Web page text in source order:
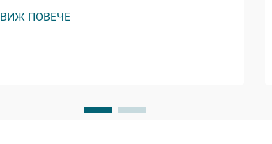
герметик за вашия проект може да
ВИЖ ПОВЕЧЕ